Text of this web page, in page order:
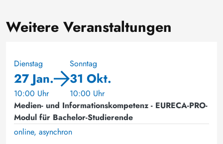
Weitere Veranstaltungen
Dienstag
27 Jan.
10:00 Uhr
Sonntag
31 Okt.
10:00 Uhr
Medien- und Informationskompetenz - EURECA-PRO-
Modul für Bachelor-Studierende
online, asynchron